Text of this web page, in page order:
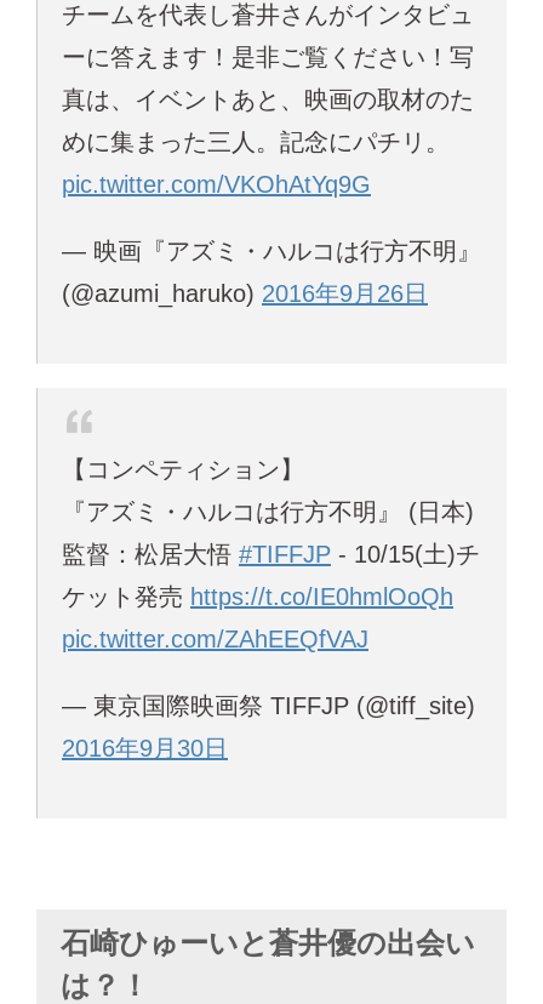
チームを代表し蒼井さんがインタビュ
ーに答えます！是非ご覧ください！写
真は、イベントあと、映画の取材のた
めに集まった三人。記念にパチリ。
pic.twitter.com/VKOhAtYq9G
— 映画『アズミ・ハルコは行方不明』
(@azumi_haruko) 2016年9月26日
【コンペティション】
『アズミ・ハルコは行方不明』 (日本)
監督：松居大悟 #TIFFJP - 10/15(土)チ
ケット発売 https://t.co/IE0hmlOoQh
pic.twitter.com/ZAhEEQfVAJ
— 東京国際映画祭 TIFFJP (@tiff_site)
2016年9月30日
石崎ひゅーいと蒼井優の出会い
は？！